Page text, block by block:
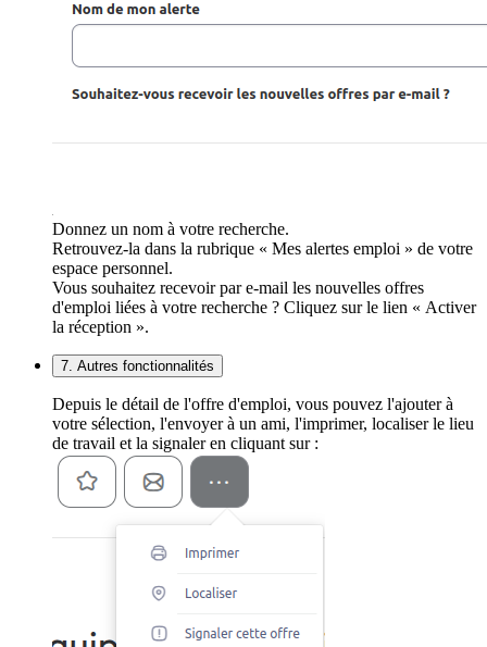
Donnez un nom à votre recherche.
Retrouvez-la dans la rubrique « Mes alertes emploi » de votre
espace personnel.
Vous souhaitez recevoir par e-mail les nouvelles offres
d'emploi liées à votre recherche ? Cliquez sur le lien « Activer
la réception ».
7. Autres fonctionnalités
Depuis le détail de l'offre d'emploi, vous pouvez l'ajouter à
votre sélection, l'envoyer à un ami, l'imprimer, localiser le lieu
de travail et la signaler en cliquant sur :